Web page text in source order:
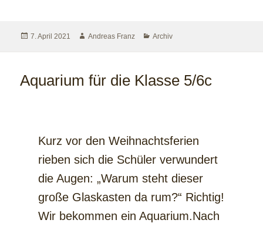
7. April 2021 Andreas Franz Archiv
Aquarium für die Klasse 5/6c
Kurz vor den Weihnachtsferien
rieben sich die Schüler verwundert
die Augen: „Warum steht dieser
große Glaskasten da rum?“ Richtig!
Wir bekommen ein Aquarium.Nach